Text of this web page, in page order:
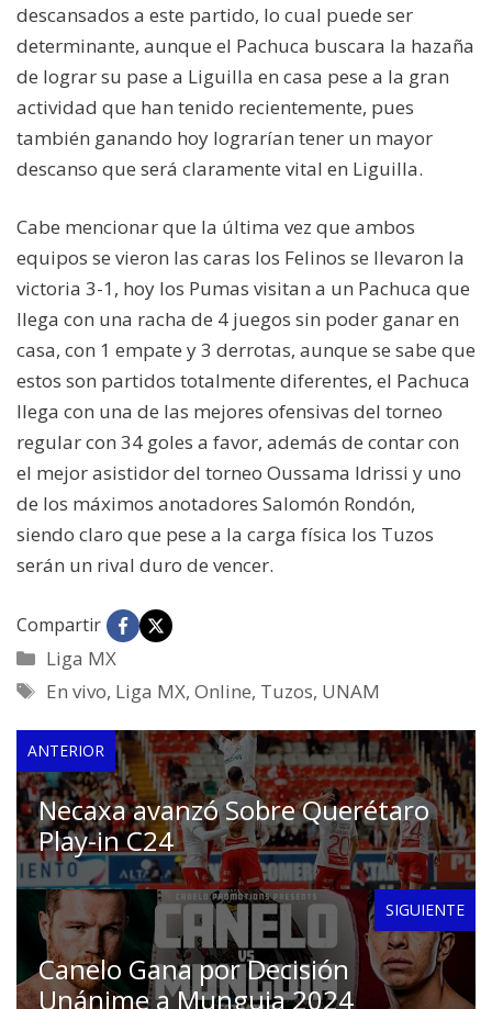
descansados a este partido, lo cual puede ser
determinante, aunque el Pachuca buscara la hazaña
de lograr su pase a Liguilla en casa pese a la gran
actividad que han tenido recientemente, pues
también ganando hoy lograrían tener un mayor
descanso que será claramente vital en Liguilla.
Cabe mencionar que la última vez que ambos
equipos se vieron las caras los Felinos se llevaron la
victoria 3-1, hoy los Pumas visitan a un Pachuca que
llega con una racha de 4 juegos sin poder ganar en
casa, con 1 empate y 3 derrotas, aunque se sabe que
estos son partidos totalmente diferentes, el Pachuca
llega con una de las mejores ofensivas del torneo
regular con 34 goles a favor, además de contar con
el mejor asistidor del torneo Oussama Idrissi y uno
de los máximos anotadores Salomón Rondón,
siendo claro que pese a la carga física los Tuzos
serán un rival duro de vencer.
Compartir
Categorías
Liga MX
Etiquetas
En vivo, Liga MX,Online, Tuzos, UNAM
ANTERIOR
Necaxa avanzó Sobre Querétaro
Play-in C24
SIGUIENTE
Canelo Gana por Decisión
Unánime a Munguia 2024